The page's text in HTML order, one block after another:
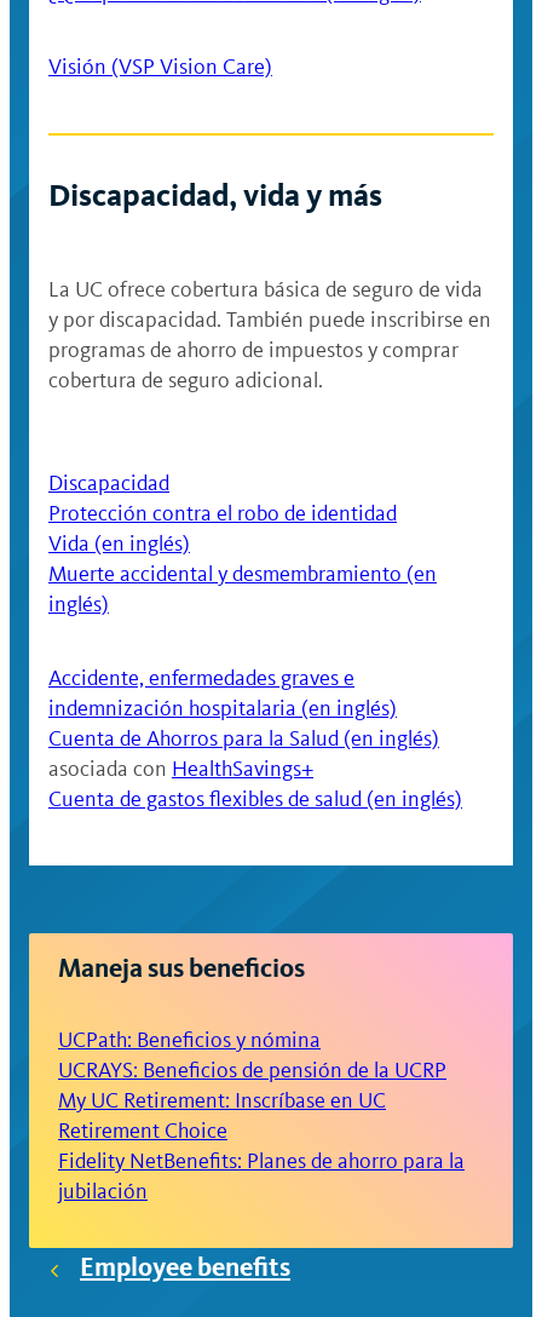
Visión (VSP Vision Care)
Discapacidad, vida y más
La UC ofrece cobertura básica de seguro de vida
y por discapacidad. También puede inscribirse en
programas de ahorro de impuestos y comprar
cobertura de seguro adicional.
Discapacidad
Protección contra el robo de identidad
Vida (en inglés)
Muerte accidental y desmembramiento (en
inglés)
Accidente, enfermedades graves e
indemnización hospitalaria (en inglés)
Cuenta de Ahorros para la Salud (en inglés)
asociada con HealthSavings+
Cuenta de gastos flexibles de salud (en inglés)
Maneja sus beneficios
UCPath: Beneficios y nómina
UCRAYS: Beneficios de pensión de la UCRP
My UC Retirement: Inscríbase en UC
Retirement Choice
Fidelity NetBenefits: Planes de ahorro para la
jubilación
Employee benefits